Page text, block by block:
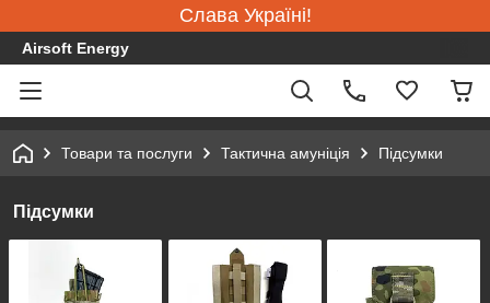
Слава Україні!
Airsoft Energy
Товари та послуги Тактична амуніція Підсумки
Підсумки